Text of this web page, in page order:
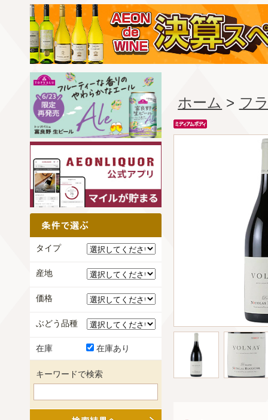
ホーム > フ
タイプ
産地
価格
ぶどう品種
在庫 在庫あり
キーワードで検索